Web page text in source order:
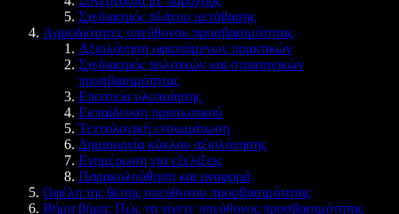
Σχεδιασμός πλάνου μετάβασης
Αρμοδιότητες υπεύθυνου προσβασιμότητας
Αξιολόγηση υφιστάμενων πρακτικών
Σχεδιασμός πολιτικών και στρατηγικών
προσβασιμότητας
Εποπτεία υλοποίησης
Εκπαίδευση προσωπικού
Τεχνολογική ενσωμάτωση
Δημιουργία κύκλου αξιολόγησης
Ενημέρωση για εξελίξεις
Παρακολούθηση και αναφορά
Οφέλη της θέσης υπεύθυνου προσβασιμότητας
Βήμα βήμα: Πώς να γίνετε υπεύθυνος προσβασιμότητας